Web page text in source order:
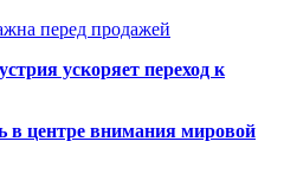
перед продажей
ускоряет переход к
в центре внимания мировой